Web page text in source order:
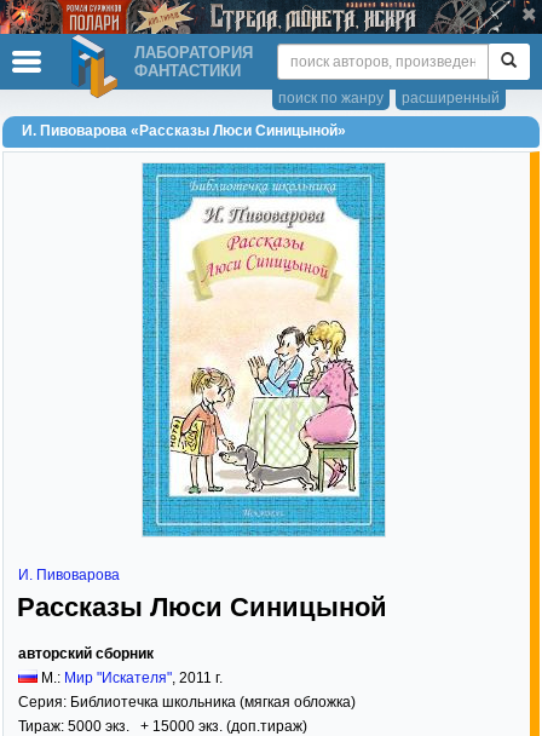
ЛАБОРАТОРИЯ
ФАНТАСТИКИ
расширенный
поиск по жанру
И. Пивоварова «Рассказы Люси Синицыной»
И. Пивоварова
Рассказы Люси Синицыной
авторский сборник
М.: Мир "Искателя", 2011 г.
Серия: Библиотечка школьника (мягкая обложка)
Тираж: 5000 экз. + 15000 экз. (доп.тираж)